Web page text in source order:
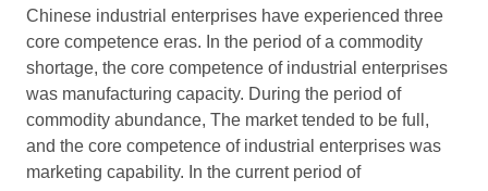
Chinese industrial enterprises have experienced three
core competence eras. In the period of a commodity
shortage, the core competence of industrial enterprises
was manufacturing capacity. During the period of
commodity abundance, The market tended to be full,
and the core competence of industrial enterprises was
marketing capability. In the current period of